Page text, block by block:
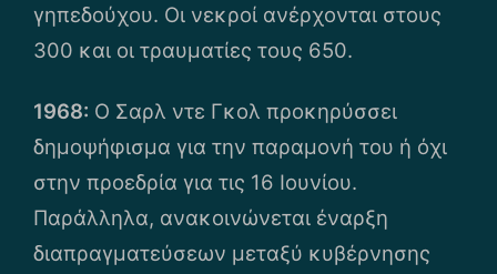
γηπεδούχου. Οι νεκροί ανέρχονται στους
300 και οι τραυματίες τους 650.
1968: Ο Σαρλ ντε Γκολ προκηρύσσει
δημοψήφισμα για την παραμονή του ή όχι
στην προεδρία για τις 16 Ιουνίου.
Παράλληλα, ανακοινώνεται έναρξη
διαπραγματεύσεων μεταξύ κυβέρνησης